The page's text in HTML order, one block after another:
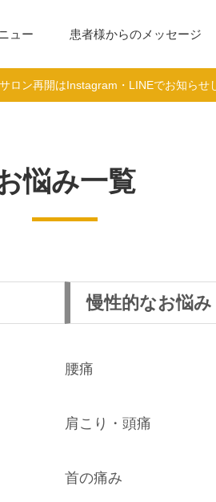
ュー 患者様からのメッセージ
ロン再開はInstagram・LINEでお知らせ
悩み一覧
慢性的なお悩み
腰痛
肩こり・頭痛
首の痛み